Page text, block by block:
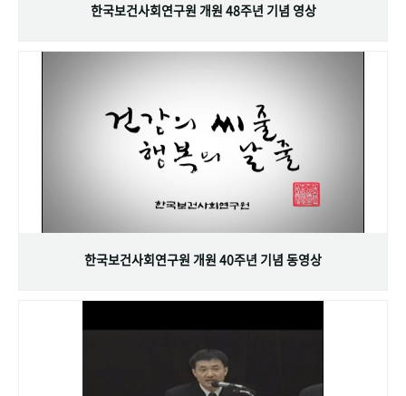
한국보건사회연구원 개원 48주년 기념 영상
한국보건사회연구원 개원 40주년 기념 동영상